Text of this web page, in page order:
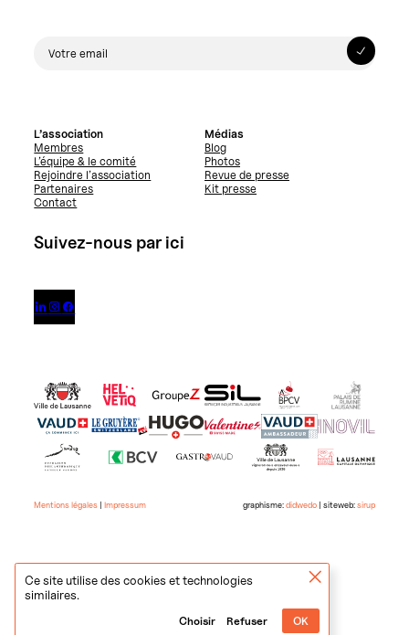
Ce site utilise des cookies et technologies
similaires.
OK
Refuser
Choisir
L’association
Membres
L’équipe & le comité
Rejoindre l’association
Partenaires
Contact
Médias
Blog
Photos
Revue de presse
Kit presse
Suivez-nous par ici
  
Mentions légales |Impressum graphisme:didwedo| siteweb:sirup